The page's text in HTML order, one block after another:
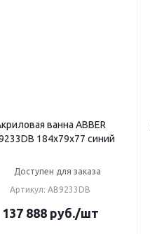
ванна ABBER
184х79х77 синий
Доступен для заказа
Артикул: AB9233DB
137 888руб./шт